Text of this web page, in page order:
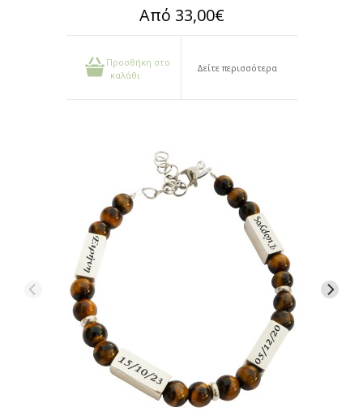
Από 33,00€
Προσθήκη στο
καλάθι
Δείτε περισσότερα